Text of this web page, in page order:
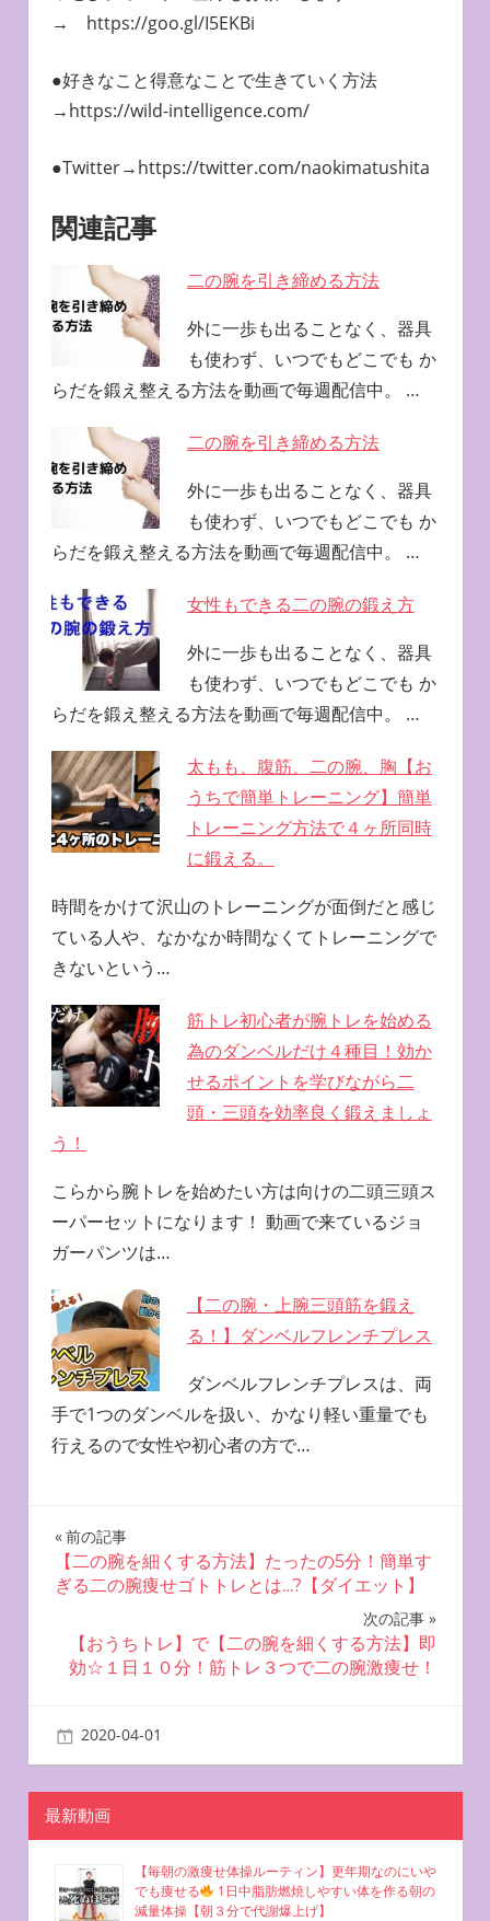
→ https://goo.gl/I5EKBi
●好きなこと得意なことで生きていく方法
→https://wild-intelligence.com/
●Twitter→https://twitter.com/naokimatushita
関連記事
二の腕を引き締める方法
外に一歩も出ることなく、器具
も使わず、いつでもどこでも か
らだを鍛え整える方法を動画で毎週配信中。 …
二の腕を引き締める方法
外に一歩も出ることなく、器具
も使わず、いつでもどこでも か
らだを鍛え整える方法を動画で毎週配信中。 …
女性もできる二の腕の鍛え方
外に一歩も出ることなく、器具
も使わず、いつでもどこでも か
らだを鍛え整える方法を動画で毎週配信中。 …
太もも、腹筋、二の腕、胸【お
うちで簡単トレーニング】簡単
トレーニング方法で４ヶ所同時
に鍛える。
時間をかけて沢山のトレーニングが面倒だと感じ
ている人や、なかなか時間なくてトレーニングで
きないという…
筋トレ初心者が腕トレを始める
為のダンベルだけ４種目！効か
せるポイントを学びながら二
頭・三頭を効率良く鍛えましょ
う！
こらから腕トレを始めたい方は向けの二頭三頭ス
ーパーセットになります！ 動画で来ているジョ
ガーパンツは…
【二の腕・上腕三頭筋を鍛え
る！】ダンベルフレンチプレス
ダンベルフレンチプレスは、両
手で1つのダンベルを扱い、かなり軽い重量でも
行えるので女性や初心者の方で…
投
稿
ナ
ビ
ー
シ
ョ
ン
前の記事
【二の腕を細くする方法】たったの5分！簡単す
ぎる二の腕痩せゴトトレとは…?【ダイエット】
次の記事
【おうちトレ】で【二の腕を細くする方法】即
効☆１日１０分！筋トレ３つで二の腕激痩せ！
2020-04-01
最新動画
【毎朝の激痩せ体操ルーティン】更年期なのにいや
でも痩せる
1日中脂肪燃焼しやすい体を作る朝の
減量体操【朝３分で代謝爆上げ】